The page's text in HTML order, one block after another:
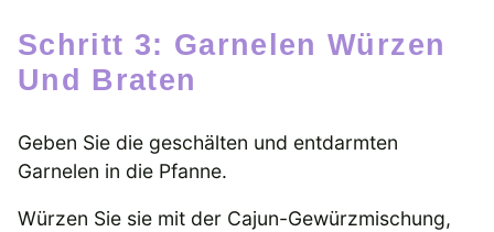
Schritt 3: Garnelen Würzen
Und Braten
Geben Sie die geschälten und entdarmten
Garnelen in die Pfanne.
Würzen Sie sie mit der Cajun-Gewürzmischung,